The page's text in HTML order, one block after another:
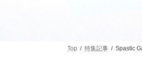
Top 特集記事 Spastic